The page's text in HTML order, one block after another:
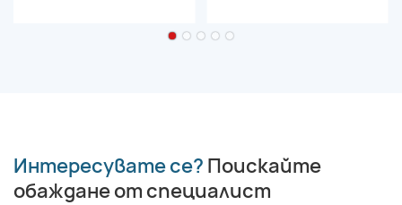
Интересувате се? Поискайте
обаждане от специалист